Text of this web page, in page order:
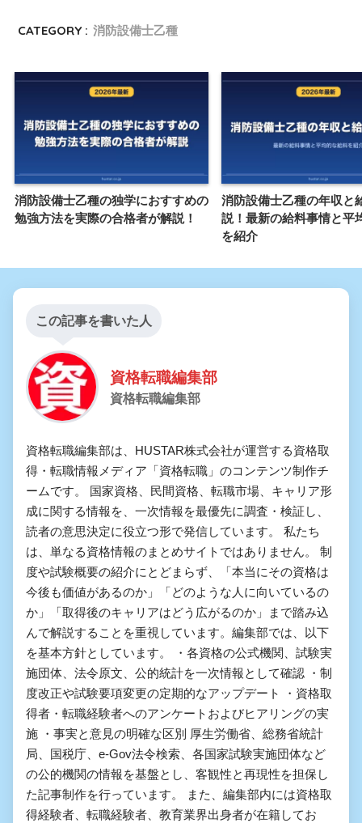
CATEGORY : 消防設備士乙種
消防設備士乙種の独学におすすめの
勉強方法を実際の合格者が解説！
消防設備士乙種の年収と
説！最新の給料事情と平
を紹介
この記事を書いた人
資格転職編集部
資格転職編集部
資格転職編集部は、HUSTAR株式会社が運営する資格取
得・転職情報メディア「資格転職」のコンテンツ制作チ
ームです。 国家資格、民間資格、転職市場、キャリア形
成に関する情報を、一次情報を最優先に調査・検証し、
読者の意思決定に役立つ形で発信しています。 私たち
は、単なる資格情報のまとめサイトではありません。 制
度や試験概要の紹介にとどまらず、「本当にその資格は
今後も価値があるのか」「どのような人に向いているの
か」「取得後のキャリアはどう広がるのか」まで踏み込
んで解説することを重視しています。編集部では、以下
を基本方針としています。 ・各資格の公式機関、試験実
施団体、法令原文、公的統計を一次情報として確認 ・制
度改正や試験要項変更の定期的なアップデート ・資格取
得者・転職経験者へのアンケートおよびヒアリングの実
施 ・事実と意見の明確な区別 厚生労働省、総務省統計
局、国税庁、e-Gov法令検索、各国家試験実施団体など
の公的機関の情報を基盤とし、客観性と再現性を担保し
た記事制作を行っています。 また、編集部内には資格取
得経験者、転職経験者、教育業界出身者が在籍してお